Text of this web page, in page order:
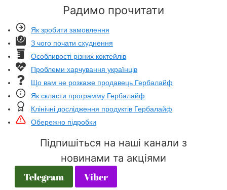
Радимо прочитати
Як зробити замовлення
З чого почати схуднення
Особливості різних коктейлів
Проблеми харчування українців
Що вам не розкаже продавець Гербалайф
Як скласти программу Гербалайф
Клінічні дослідження продуктів Гербалайф
Обережно підробки
Підпишіться на наші канали з
новинами та акціями
Telegram
Viber